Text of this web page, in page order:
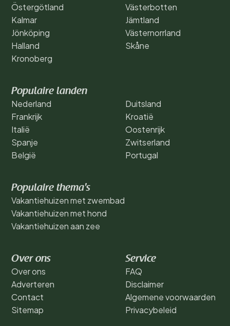
Östergötland
Kalmar
Jönköping
Halland
Kronoberg
Västerbotten
Jämtland
Västernorrland
Skåne
Populaire landen
Nederland
Frankrijk
Italië
Spanje
België
Duitsland
Kroatië
Oostenrijk
Zwitserland
Portugal
Populaire thema's
Vakantiehuizen met zwembad
Vakantiehuizen met hond
Vakantiehuizen aan zee
Over ons
Over ons
Adverteren
Contact
Sitemap
Service
FAQ
Disclaimer
Algemene voorwaarden
Privacybeleid